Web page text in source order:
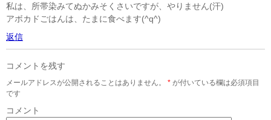
私は、所帯染みてぬかみそくさいですが、やりません(汗)
アボカドごはんは、たまに食べます(^q^)
返信
コメントを残す
メールアドレスが公開されることはありません。 * が付いている欄は必須項目
です
コメント